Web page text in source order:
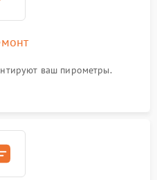
ваш пирометры.